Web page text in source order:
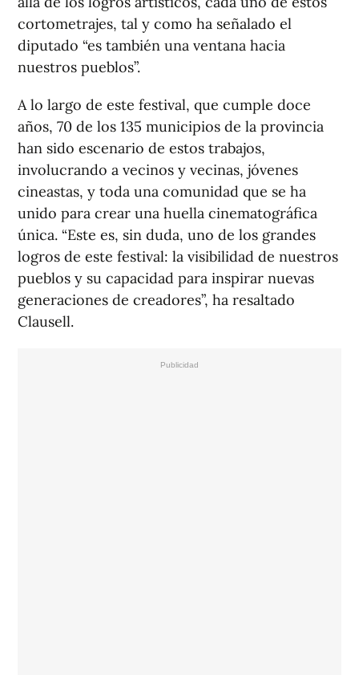
cortometrajes, tal y como ha señalado el
diputado “es también una ventana hacia
nuestros pueblos”.
A lo largo de este festival, que cumple doce
años, 70 de los 135 municipios de la provincia
han sido escenario de estos trabajos,
involucrando a vecinos y vecinas, jóvenes
cineastas, y toda una comunidad que se ha
unido para crear una huella cinematográfica
única. “Este es, sin duda, uno de los grandes
logros de este festival: la visibilidad de nuestros
pueblos y su capacidad para inspirar nuevas
generaciones de creadores”, ha resaltado
Clausell.